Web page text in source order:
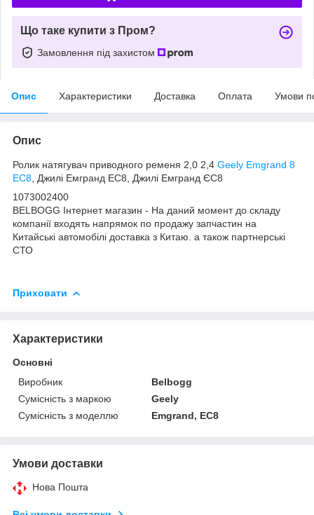
Що таке купити з Пром?
Замовлення під захистом
Опис Характеристики Доставка Оплата Умови
Опис
Ролик натягувач приводного ременя 2,0 2,4 Geely Emgrand 8
EC8 , Джилі Емгранд ЕС8, Джилі Емгранд ЄС8
1073002400
BELBOGG Інтернет магазин - На даний момент до складу
компанії входять напрямок по продажу запчастин на
Китайські автомобілі доставка з Китаю. а також партнерські
СТО
Приховати
Характеристики
Основні
Виробник
Belbogg
Сумісність з маркою
Geely
Сумісність з моделлю
Emgrand, EC8
Умови доставки
Нова Пошта